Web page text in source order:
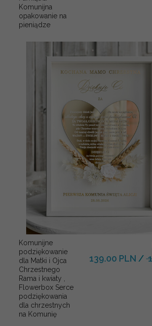
Komunijna
opakowanie na
pieniądze
Komunijne
podziękowanie
dla Matki i Ojca
Chrzestnego
Rama i kwiaty ,
Flowerbox Serce
podziękowania
dla chrzestnych
na Komunię
139.00 PLN /